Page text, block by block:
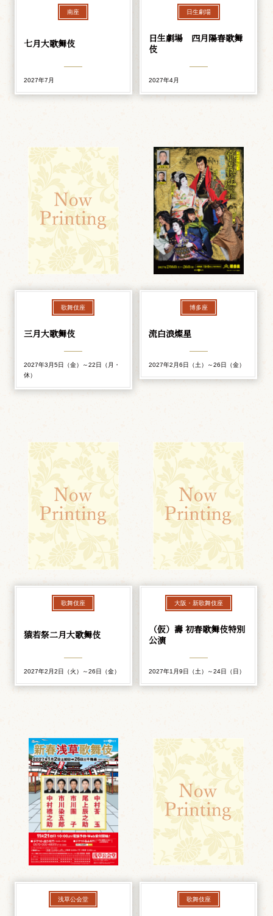
南座
七月大歌舞伎
2027年7月
日生劇場
日生劇場 四月陽春歌舞
伎
2027年4月
歌舞伎座
三月大歌舞伎
2027年3月5日（金）～22日（月・
休）
博多座
流白浪燦星
2027年2月6日（土）～26日（金）
歌舞伎座
猿若祭二月大歌舞伎
2027年2月2日（火）～26日（金）
大阪・新歌舞伎座
（仮）壽 初春歌舞伎特別
公演
2027年1月9日（土）～24日（日）
浅草公会堂 歌舞伎座